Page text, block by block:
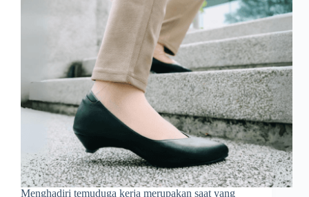
Menghadiri temuduga kerja merupakan saat yang